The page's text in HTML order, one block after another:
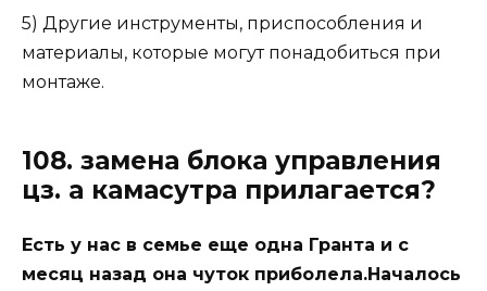
5) Другие инструменты, приспособления и
материалы, которые могут понадобиться при
монтаже.
108. замена блока управления
цз. а камасутра прилагается?
Есть у нас в семье еще одна Гранта и с
месяц назад она чуток приболела.Началось